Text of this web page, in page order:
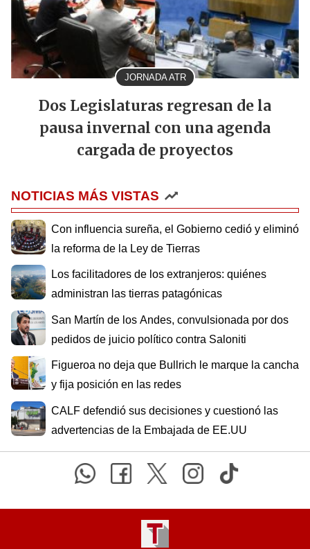
JORNADA ATR
Dos Legislaturas regresan de la
pausa invernal con una agenda
cargada de proyectos
NOTICIAS MÁS VISTAS
Con influencia sureña, el Gobierno cedió y eliminó
la reforma de la Ley de Tierras
Los facilitadores de los extranjeros: quiénes
administran las tierras patagónicas
San Martín de los Andes, convulsionada por dos
pedidos de juicio político contra Saloniti
Figueroa no deja que Bullrich le marque la cancha
y fija posición en las redes
CALF defendió sus decisiones y cuestionó las
advertencias de la Embajada de EE.UU